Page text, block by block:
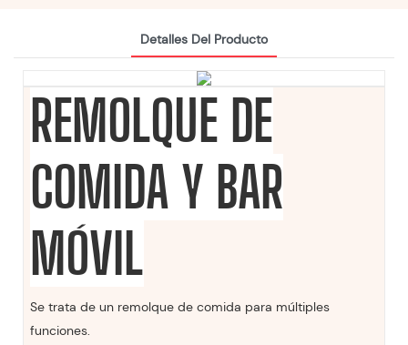
Detalles Del Producto
REMOLQUE DE
COMIDA Y BAR
MÓVIL
Se trata de un remolque de comida para múltiples
funciones.